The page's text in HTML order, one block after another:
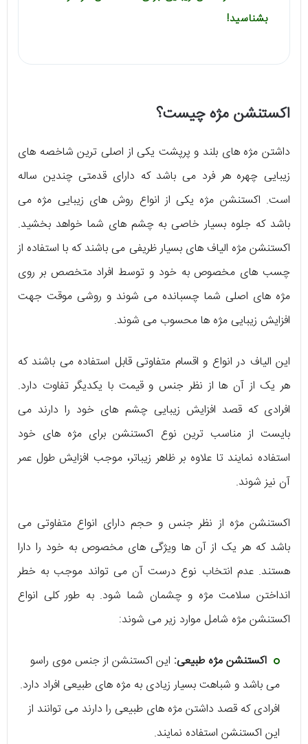
بشناسید!
اکستنشن مژه چیست؟
داشتن مژه‌ های بلند و پرپشت یکی از اصلی‌ ترین شاخصه‌ های
زیبایی چهره هر فرد می‌ باشد که دارای قدمتی چندین ساله
است. اکستنشن مژه یکی از انواع روش‌ های زیبایی مژه می‌
باشد که جلوه بسیار خاصی به چشم‌ های شما خواهد بخشید.
اکستنشن مژه الیاف‌ های بسیار ظریفی می‌ باشند که با استفاده از
چسب‌ های مخصوص به خود و توسط افراد متخصص بر روی
مژه‌ های اصلی شما چسبانده می‌ شوند و روشی موقت جهت
افزایش زیبایی مژه‌ ها محسوب می‌ شوند.
این الیاف در انواع و اقسام متفاوتی قابل استفاده می‌ باشند که
هر یک از آن ها از نظر جنس و قیمت با یکدیگر تفاوت دارد.
افرادی که قصد افزایش زیبایی چشم‌ های خود را دارند می‌
بایست از مناسب‌ ترین نوع اکستنشن برای مژه‌ های خود
استفاده نمایند تا علاوه بر ظاهر زیباتر، موجب افزایش طول عمر
آن نیز شوند.
اکستنشن مژه از نظر جنس و حجم دارای انواع متفاوتی می‌
باشد که هر یک از آن ها ویژگی‌ های مخصوص به خود را دارا
هستند. عدم انتخاب نوع درست آن می‌ تواند موجب به خطر
انداختن سلامت مژه و چشمان شما شود. به طور کلی انواع
اکستنشن مژه شامل موارد زیر می‌ شوند:
اکستنشن مژه طبیعی: این اکستنشن از جنس موی راسو
می‌ باشد و شباهت بسیار زیادی به مژه‌ های طبیعی افراد دارد.
افرادی که قصد داشتن مژه‌ های طبیعی را دارند می‌ توانند از
این اکستنشن استفاده نمایند.